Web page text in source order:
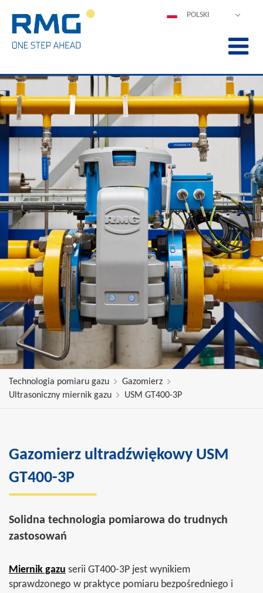
POLSKI
ITALIANO
中文
PORTUGUÊS
Technologia pomiaru gazu
Gazomierz
Ultrasoniczny miernik gazu
USM GT400-3P
Gazomierz ultradźwiękowy USM
GT400-3P
Solidna technologia pomiarowa do trudnych
zastosowań
Miernik gazu serii GT400-3P jest wynikiem
sprawdzonego w praktyce pomiaru bezpośredniego i